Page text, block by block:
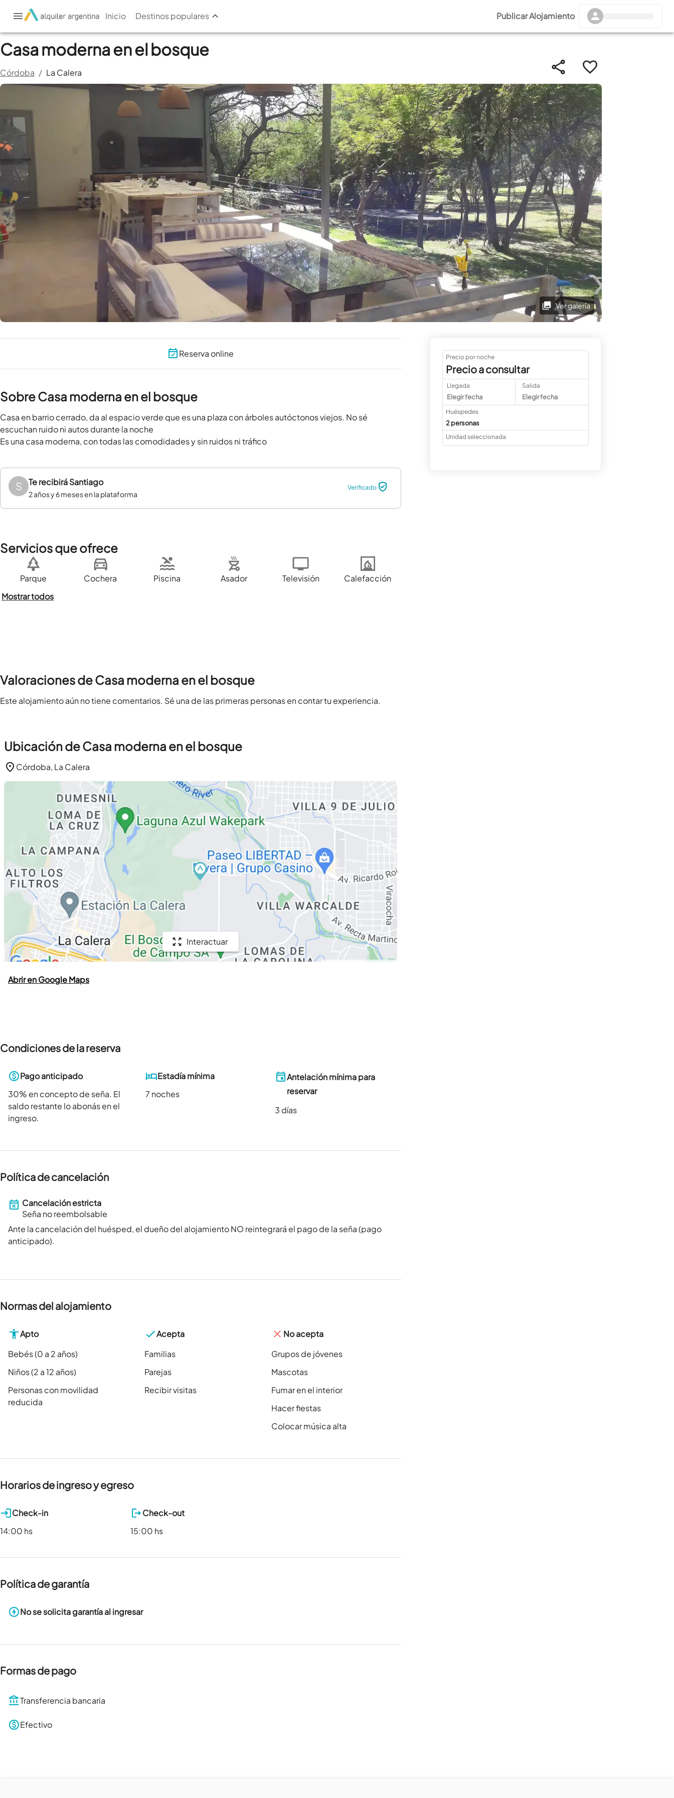
Inicio Destinos populares Publicar Alojamiento
Casa moderna en el bosque
Córdoba / La Calera
Ver galería
Reserva online
Sobre Casa moderna en el bosque
Casa en barrio cerrado, da al espacio verde que es una plaza con árboles autóctonos viejos. No sé
escuchan ruido ni autos durante la noche
Es una casa moderna, con todas las comodidades y sin ruidos ni tráfico
S Te recibiráSantiago
2 años y 6 meses en la plataforma
Verificado
Servicios que ofrece
Parque Cochera Piscina Asador Televisión
Calefacción
Mostrar todos
Valoraciones de Casa moderna en el bosque
Este alojamiento aún no tiene comentarios. Sé una de las primeras personas en contar tu experiencia.
Ubicación de Casa moderna en el bosque
Córdoba, La Calera
Interactuar
Abrir en Google Maps
Condiciones de la reserva
Pago anticipado
30% en concepto de seña. El
saldo restante lo abonás en el
ingreso.
Estadía mínima
7 noches
Antelación mínima para
reservar
3 días
Política de cancelación
Cancelación estricta
Seña no reembolsable
Ante la cancelación del huésped, el dueño del alojamiento NO reintegrará el pago de la seña (pago
anticipado).
Normas del alojamiento
Apto
Bebés (0 a 2 años)
Niños (2 a 12 años)
Personas con movilidad
reducida
Acepta
Familias
Parejas
Recibir visitas
No acepta
Grupos de jóvenes
Mascotas
Fumar en el interior
Hacer fiestas
Colocar música alta
Horarios de ingreso y egreso
Check-in
14:00 hs
Check-out
15:00 hs
Política de garantía
No se solicita garantía al ingresar
Formas de pago
Transferencia bancaria
Efectivo
Precio por noche
Precio a consultar
Llegada
Elegir fecha
Salida
Elegir fecha
Huéspedes
2 personas
Unidad seleccionada